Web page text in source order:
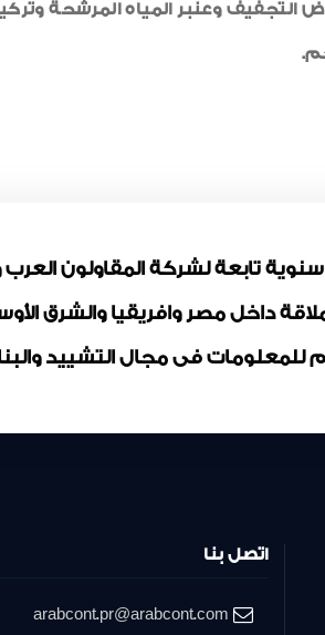
أرضى لكسح الروبة وأحواض التجفيف وعنبر
تم ترخيصها عام 1971 كمجلة ربع سنوية تابعة لشركة
داخل مصر وافريقيا والشرق
فى مجال التشييد
اتصل بنا
arabcont.pr@arabcont.com